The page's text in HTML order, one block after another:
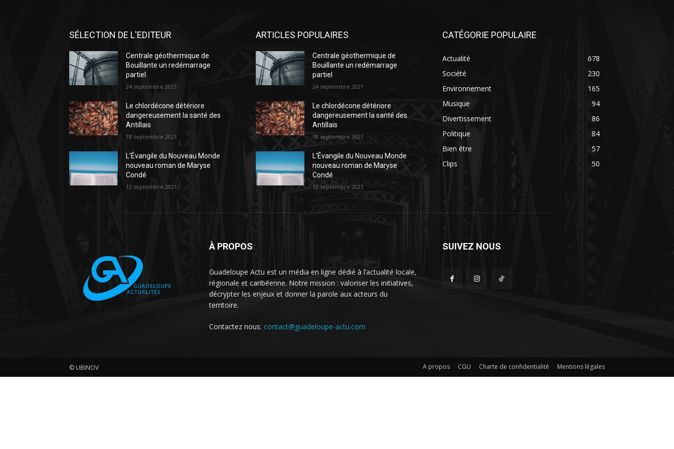
SÉLECTION DE L'EDITEUR
Centrale géothermique de
Bouillante un redémarrage
partiel
24 septembre 2021
Le chlordécone détériore
dangereusement la santé des
Antillais
18 septembre 2021
L’Évangile du Nouveau Monde
nouveau roman de Maryse
Condé
12 septembre 2021
ARTICLES POPULAIRES
Centrale géothermique de
Bouillante un redémarrage
partiel
24 septembre 2021
Le chlordécone détériore
dangereusement la santé des
Antillais
18 septembre 2021
L’Évangile du Nouveau Monde
nouveau roman de Maryse
Condé
12 septembre 2021
CATÉGORIE POPULAIRE
Actualité
678
Société
230
Environnement
165
Musique
94
Divertissement
86
Politique
84
Bien être
57
Clips
50
À PROPOS
Guadeloupe Actu est un média en ligne dédié à l’actualité locale,
régionale et caribéenne. Notre mission : valoriser les initiatives,
décrypter les enjeux et donner la parole aux acteurs du
territoire.
Contactez nous: contact@guadeloupe-actu.com
SUIVEZ NOUS
© UBINOV A propos CGU Charte de confidentialité Mentions légales